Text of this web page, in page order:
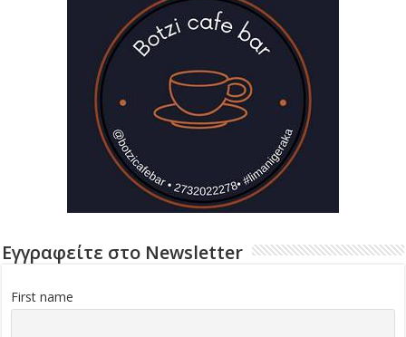
Εγγραφείτε στο Newsletter
First name